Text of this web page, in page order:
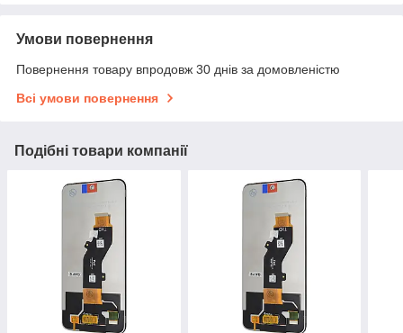
Умови повернення
Повернення товару впродовж 30 днів за домовленістю
Всі умови повернення
Подібні товари компанії